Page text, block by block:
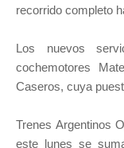
recorrido completo
Los nuevos
cochemotores
Caseros, cuya
Trenes Argentinos
este lunes se